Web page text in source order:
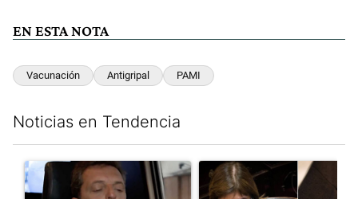
EN ESTA NOTA
Vacunación Antigripal PAMI
Noticias en Tendencia
Un artículo de tendencia con el título "Los gobernadores
Un artículo de tendencia con